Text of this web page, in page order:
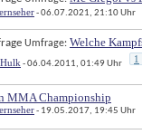
- 06.07.2021, 21:10 Uhr
Umfrage: Welche
- 06.04.2011, 01:49 Uhr 1
MMA Championship
- 19.05.2017, 19:45 Uhr